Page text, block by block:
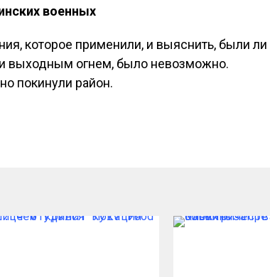
военных
которое применили, и выяснить, были ли
выходным огнем, было невозможно.
покинули район.